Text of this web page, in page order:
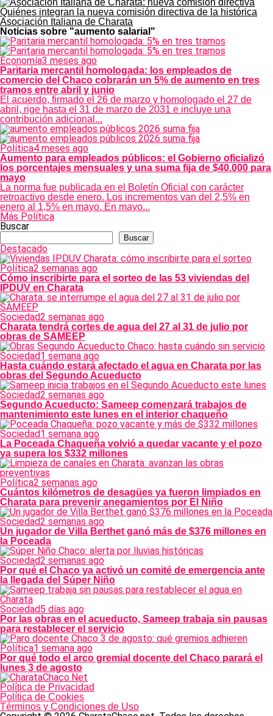
Quiénes integran la nueva comisión directiva de la histórica
Asociación Italiana de Charata
Noticias sobre "aumento salarial"
Economía3 meses ago
Paritaria mercantil homologada: los empleados de
comercio del Chaco cobrarán un 5% de aumento en tres
tramos entre abril y junio
El acuerdo, firmado el 26 de marzo y homologado el 27 de
abril, rige hasta el 31 de marzo de 2031 e incluye una
contribución adicional...
Política4 meses ago
Aumento para empleados públicos: el Gobierno oficializó
los porcentajes mensuales y una suma fija de $40.000 para
mayo
La norma fue publicada en el Boletín Oficial con carácter
retroactivo desde enero. Los incrementos van del 2,5% en
enero al 1,5% en mayo. En mayo...
Más Política
Buscar
Buscar
Destacado
Política2 semanas ago
Cómo inscribirte para el sorteo de las 53 viviendas del
IPDUV en Charata
Sociedad2 semanas ago
Charata tendrá cortes de agua del 27 al 31 de julio por
obras de SAMEEP
Sociedad1 semana ago
Hasta cuándo estará afectado el agua en Charata por las
obras del Segundo Acueducto
Sociedad2 semanas ago
Segundo Acueducto: Sameep comenzará trabajos de
mantenimiento este lunes en el interior chaqueño
Sociedad1 semana ago
La Poceada Chaqueña volvió a quedar vacante y el pozo
ya supera los $332 millones
Política2 semanas ago
Cuántos kilómetros de desagües ya fueron limpiados en
Charata para prevenir anegamientos por El Niño
Sociedad2 semanas ago
Un jugador de Villa Berthet ganó más de $376 millones en
la Poceada
Sociedad2 semanas ago
Por qué el Chaco ya activó un comité de emergencia ante
la llegada del Súper Niño
Sociedad5 días ago
Por las obras en el acueducto, Sameep trabaja sin pausas
para restablecer el servicio
Política1 semana ago
Por qué todo el arco gremial docente del Chaco parará el
lunes 3 de agosto
Política de Privacidad
Política de Cookies
Términos y Condiciones de Uso